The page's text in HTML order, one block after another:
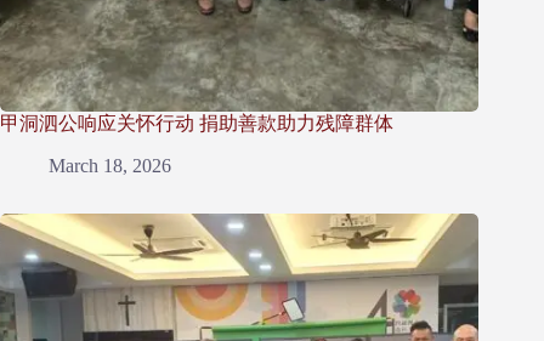
甲洞泗公响应关怀行动 捐助善款助力残障群体
March 18, 2026